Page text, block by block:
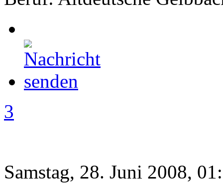
3
Samstag, 28. Juni 2008,